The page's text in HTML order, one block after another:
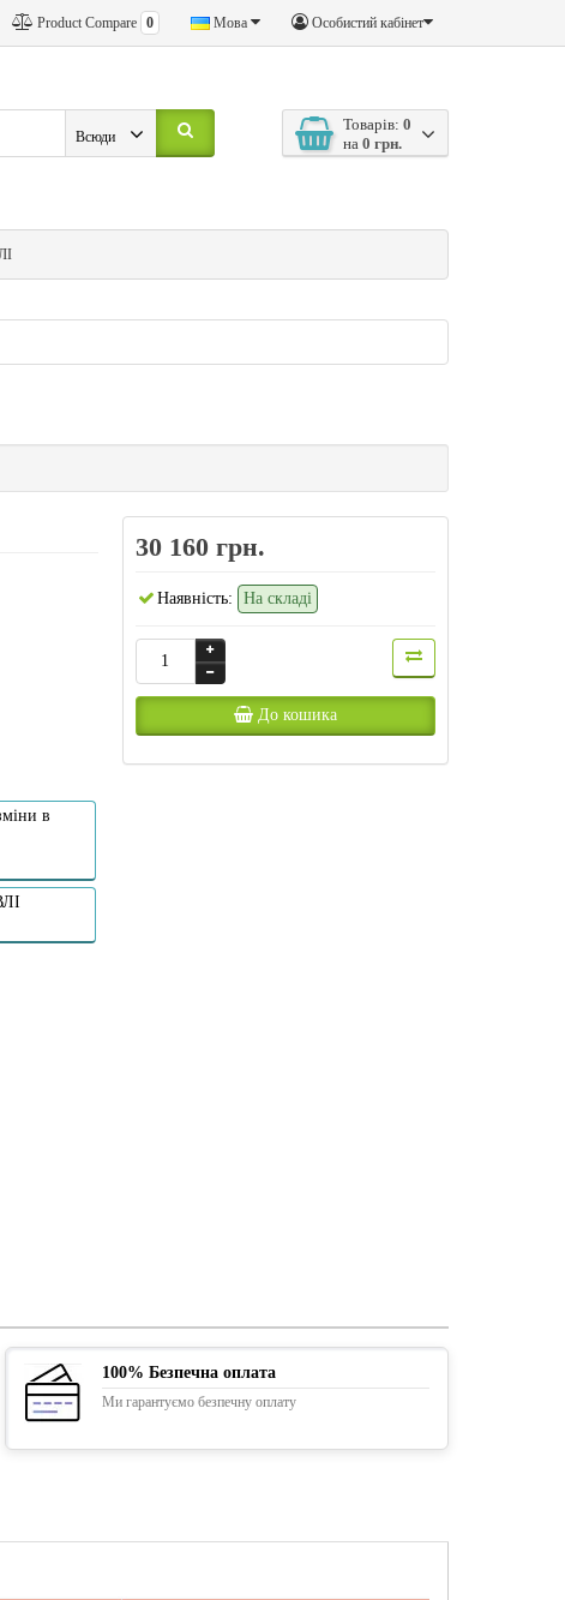
Особистий кабінет
Мова
Product Compare 0
Товарів: 0
на 0 грн.
Всюди
в
30 160 грн.
Наявність: На складі
До кошика
100% Безпечна оплата
Ми гарантуємо безпечну оплату